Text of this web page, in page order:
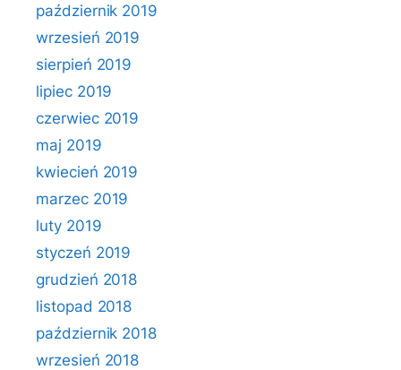
październik 2019
wrzesień 2019
sierpień 2019
lipiec 2019
czerwiec 2019
maj 2019
kwiecień 2019
marzec 2019
luty 2019
styczeń 2019
grudzień 2018
listopad 2018
październik 2018
wrzesień 2018